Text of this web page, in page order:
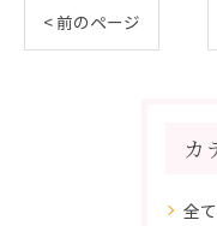
< 前のページ
カ
全